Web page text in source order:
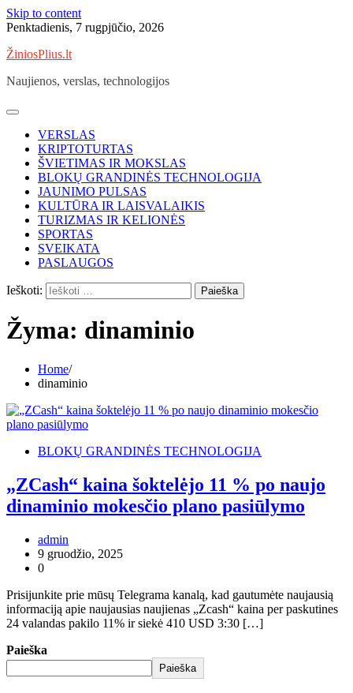
Skip to content
Penktadienis, 7 rugpjūčio, 2026
ŽiniosPlius.lt
Naujienos, verslas, technologijos
VERSLAS
KRIPTOTURTAS
ŠVIETIMAS IR MOKSLAS
BLOKŲ GRANDINĖS TECHNOLOGIJA
JAUNIMO PULSAS
KULTŪRA IR LAISVALAIKIS
TURIZMAS IR KELIONĖS
SPORTAS
SVEIKATA
PASLAUGOS
Ieškoti:
Žyma: dinaminio
Home
dinaminio
BLOKŲ GRANDINĖS TECHNOLOGIJA
„ZCash“ kaina šoktelėjo 11 % po naujo
dinaminio mokesčio plano pasiūlymo
admin
9 gruodžio, 2025
0
Prisijunkite prie mūsų Telegrama kanalą, kad gautumėte naujausią
informaciją apie naujausias naujienas „Zcash“ kaina per paskutines
24 valandas pakilo 11% ir siekė 410 USD 3:30 […]
Paieška
Paieška